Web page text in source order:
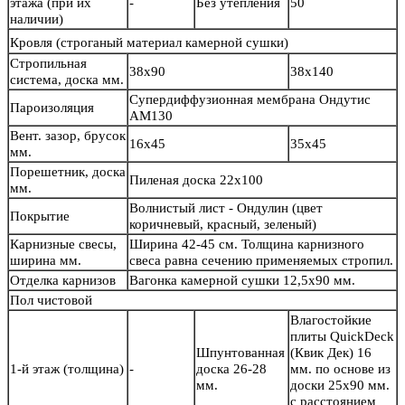
этажа (при их
наличии)
- Без утепления 50
Кровля (строганый материал камерной сушки)
Стропильная
система, доска мм.
38х90 38х140
Пароизоляция
Супердиффузионная мембрана Ондутис
АМ130
Вент. зазор, брусок
мм.
16х45
35х45
Порешетник, доска
мм.
Пиленая доска 22х100
Покрытие
Волнистый лист - Ондулин (цвет
коричневый, красный, зеленый)
Карнизные свесы,
ширина мм.
Ширина 42-45 см. Толщина карнизного
свеса равна сечению применяемых стропил.
Отделка карнизов
Вагонка камерной сушки 12,5х90 мм.
Пол чистовой
1-й этаж (толщина) -
Шпунтованная
доска 26-28
мм.
Влагостойкие
плиты QuickDeck
(Квик Дек) 16
мм. по основе из
доски 25х90 мм.
с расстоянием